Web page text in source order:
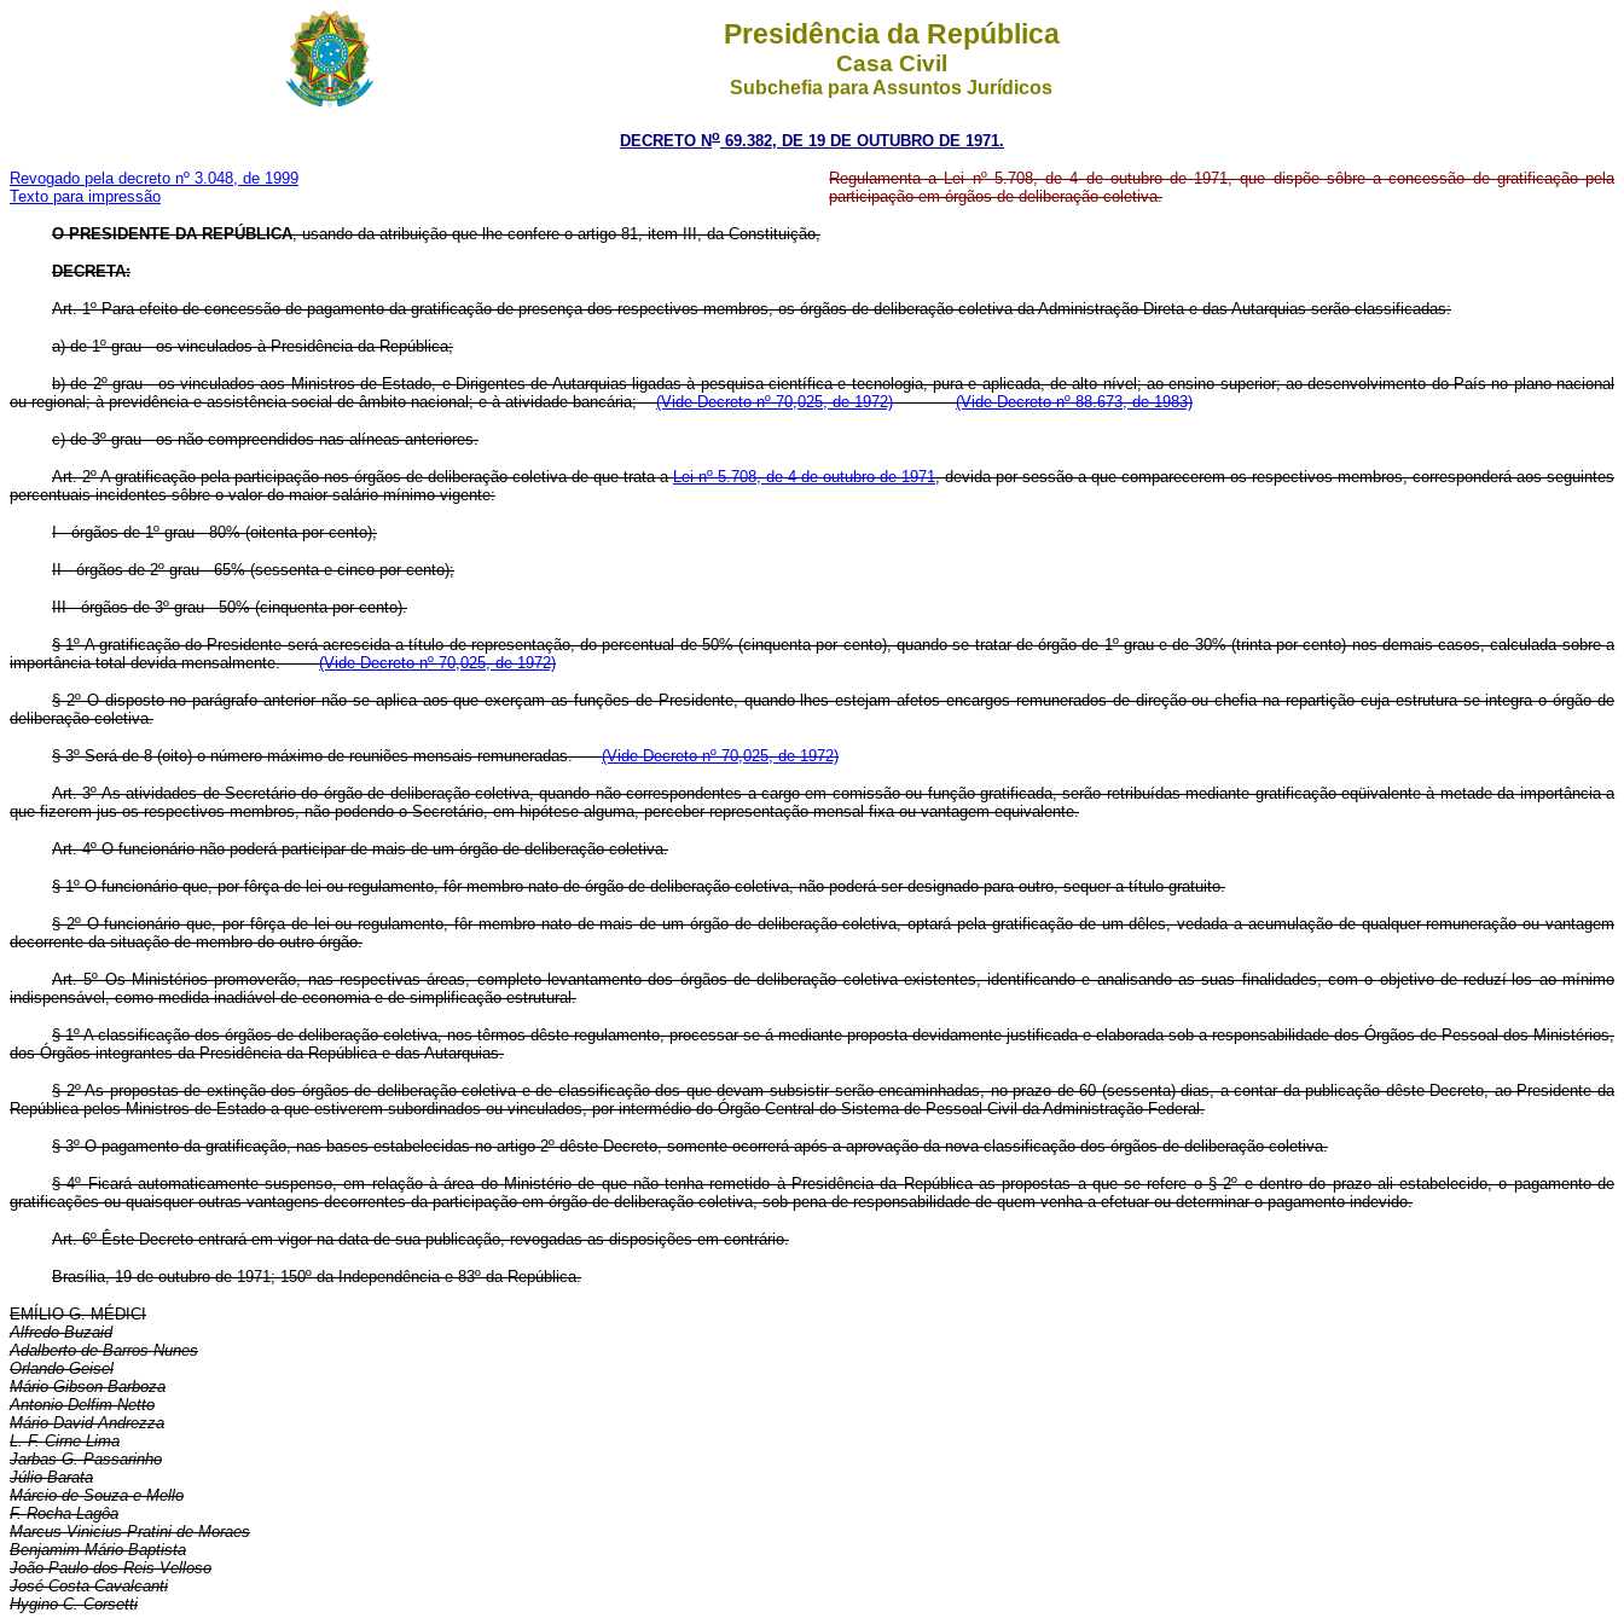
Presidência da República
Casa Civil
Subchefia para Assuntos Jurídicos
DECRETO No 69.382, DE 19 DE OUTUBRO DE 1971.
Revogado pela decreto nº 3.048, de 1999
Texto para impressão
Regulamenta a Lei nº 5.708, de 4 de outubro de 1971, que dispõe sôbre a concessão de gratificação pela
participação em órgãos de deliberação coletiva.
O PRESIDENTE DA REPÚBLICA, usando da atribuição que lhe confere o artigo 81, item III, da Constituição,
DECRETA:
Art. 1º Para efeito de concessão de pagamento da gratificação de presença dos respectivos membros, os órgãos de deliberação coletiva da Administração Direta e das Autarquias serão classificadas:
a) de 1º grau - os vinculados à Presidência da República;
b) de 2º grau - os vinculados aos Ministros de Estado, e Dirigentes de Autarquias ligadas à pesquisa científica e tecnologia, pura e aplicada, de alto nível; ao ensino superior; ao desenvolvimento do País no plano nacional
ou regional; à previdência e assistência social de âmbito nacional; e à atividade bancária;(Vide Decreto nº 70,025, de 1972) (Vide Decreto nº 88.673, de 1983)
c) de 3º grau - os não compreendidos nas alíneas anteriores.
Art. 2º A gratificação pela participação nos órgãos de deliberação coletiva de que trata aLei nº 5.708, de 4 de outubro de 1971, devida por sessão a que comparecerem os respectivos membros, corresponderá aos seguintes
percentuais incidentes sôbre o valor do maior salário-mínimo vigente:
I - órgãos de 1º grau - 80% (oitenta por cento);
II - órgãos de 2º grau - 65% (sessenta e cinco por cento);
III - órgãos de 3º grau - 50% (cinquenta por cento).
§ 1º A gratificação do Presidente será acrescida a título de representação, do percentual de 50% (cinquenta por cento), quando se tratar de órgão de 1º grau e de 30% (trinta por cento) nos demais casos, calculada sobre a
importância total devida mensalmente.(Vide Decreto nº 70,025, de 1972)
§ 2º O disposto no parágrafo anterior não se aplica aos que exerçam as funções de Presidente, quando lhes estejam afetos encargos remunerados de direção ou chefia na repartição cuja estrutura se integra o órgão de
deliberação coletiva.
§ 3º Será de 8 (oito) o número máximo de reuniões mensais remuneradas.(Vide Decreto nº 70,025, de 1972)
Art. 3º As atividades de Secretário do órgão de deliberação coletiva, quando não correspondentes a cargo em comissão ou função gratificada, serão retribuídas mediante gratificação eqüivalente à metade da importância a
que fizerem jus os respectivos membros, não podendo o Secretário, em hipótese alguma, perceber representação mensal fixa ou vantagem equivalente.
Art. 4º O funcionário não poderá participar de mais de um órgão de deliberação coletiva.
§ 1º O funcionário que, por fôrça de lei ou regulamento, fôr membro nato de órgão de deliberação coletiva, não poderá ser designado para outro, sequer a título gratuito.
§ 2º O funcionário que, por fôrça de lei ou regulamento, fôr membro nato de mais de um órgão de deliberação coletiva, optará pela gratificação de um dêles, vedada a acumulação de qualquer remuneração ou vantagem
decorrente da situação de membro do outro órgão.
Art. 5º Os Ministérios promoverão, nas respectivas áreas, completo levantamento dos órgãos de deliberação coletiva existentes, identificando e analisando as suas finalidades, com o objetivo de reduzí-los ao mínimo
indispensável, como medida inadiável de economia e de simplificação estrutural.
§ 1º A classificação dos órgãos de deliberação coletiva, nos têrmos dêste regulamento, processar-se-á mediante proposta devidamente justificada e elaborada sob a responsabilidade dos Órgãos de Pessoal dos Ministérios,
dos Órgãos integrantes da Presidência da República e das Autarquias.
§ 2º As propostas de extinção dos órgãos de deliberação coletiva e de classificação dos que devam subsistir serão encaminhadas, no prazo de 60 (sessenta) dias, a contar da publicação dêste Decreto, ao Presidente da
República pelos Ministros de Estado a que estiverem subordinados ou vinculados, por intermédio do Órgão Central do Sistema de Pessoal Civil da Administração Federal.
§ 3º O pagamento da gratificação, nas bases estabelecidas no artigo 2º dêste Decreto, somente ocorrerá após a aprovação da nova classificação dos órgãos de deliberação coletiva.
§ 4º Ficará automaticamente suspenso, em relação à área do Ministério de que não tenha remetido à Presidência da República as propostas a que se refere o § 2º e dentro do prazo ali estabelecido, o pagamento de
gratificações ou quaisquer outras vantagens decorrentes da participação em órgão de deliberação coletiva, sob pena de responsabilidade de quem venha a efetuar ou determinar o pagamento indevido.
Art. 6º Êste Decreto entrará em vigor na data de sua publicação, revogadas as disposições em contrário.
Brasília, 19 de outubro de 1971; 150º da Independência e 83º da República.
EMÍLIO G. MÉDICI
Alfredo Buzaid
Adalberto de Barros Nunes
Orlando Geisel
Mário Gibson Barboza
Antonio Delfim Netto
Mário David Andrezza
L. F. Cirne Lima
Jarbas G. Passarinho
Júlio Barata
Márcio de Souza e Mello
F. Rocha Lagôa
Marcus Vinicius Pratini de Moraes
Benjamim Mário Baptista
João Paulo dos Reis Velloso
José Costa Cavalcanti
Hygino C. Corsetti